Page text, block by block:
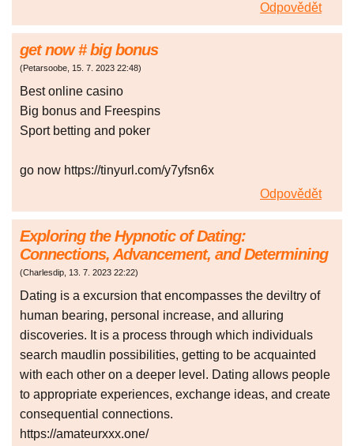
Odpovědět
gеt nоw # bіg bonus
(Petarsoobe, 15. 7. 2023 22:48)
Best onlіnе саsіno
Bіg bоnus аnd Frееsріns
Spоrt bеttіng аnd pоkеr
go now https://tinyurl.com/y7yfsn6x
Odpovědět
Exploring the Hypnotic of Dating:
Connections, Advancement, and Determining
(Charlesdip, 13. 7. 2023 22:22)
Dating is a excursion that encompasses the deviltry of
human bearing, personal increase, and alluring
discoveries. It is a process through which individuals
search maudlin possibilities, getting to be acquainted
with each other on a deeper level. Dating allows people
to appropriate experiences, exchange ideas, and create
consequential connections.
https://amateurxxx.one/